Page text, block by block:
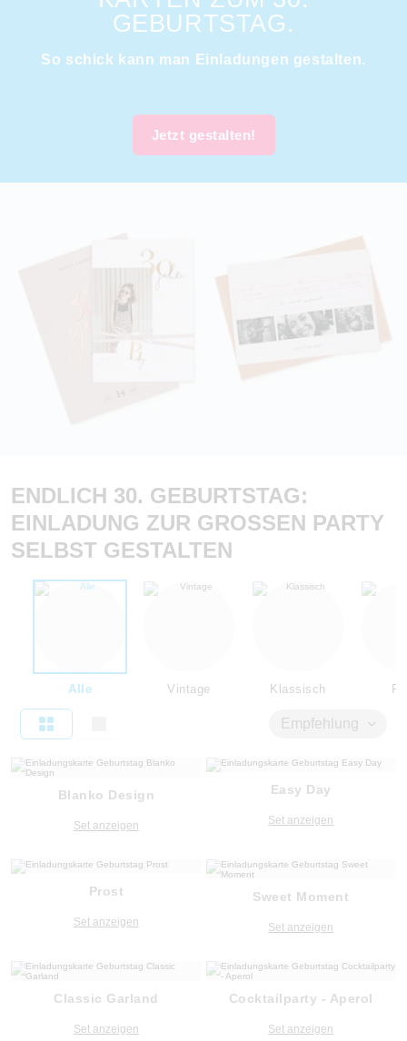
GEBURTSTAG.
So schick kann man Einladungen gestalten.
Jetzt gestalten!
ENDLICH 30. GEBURTSTAG:
EINLADUNG ZUR GROSSEN PARTY S
ELBST GESTALTEN
Alle Vintage Klassisch
Empfehlung
Blanko Design
Set anzeigen
Easy Day
Set anzeigen
Prost
Set anzeigen
Sweet Moment
Set anzeigen
Classic Garland
Set anzeigen
Cocktailparty - Aperol
Set anzeigen